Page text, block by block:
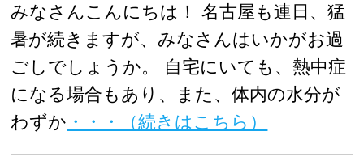
みなさんこんにちは！ 名古屋も連日、猛
暑が続きますが、みなさんはいかがお過
ごしでしょうか。 自宅にいても、熱中症
になる場合もあり、また、体内の水分が
わずか ・・・（続きはこちら）